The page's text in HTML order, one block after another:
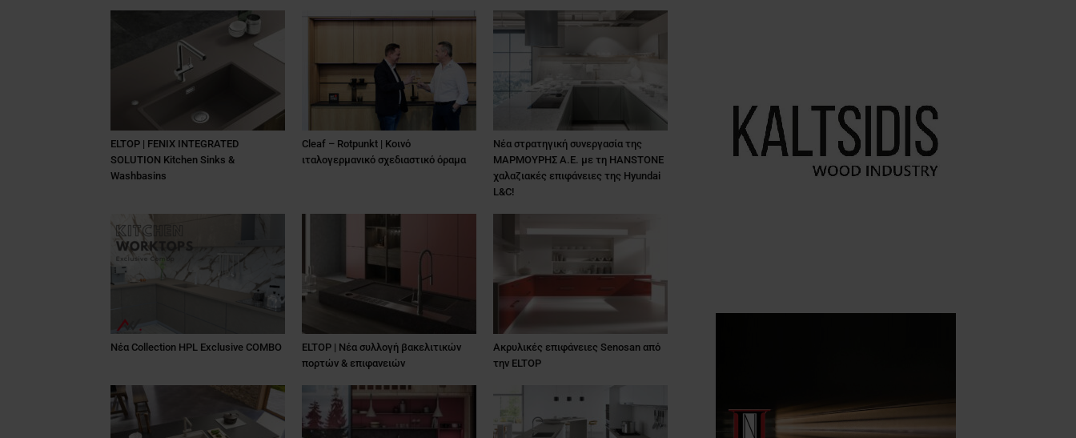
ELTOP | FENIX INTEGRATED
SOLUTION Kitchen Sinks &
Washbasins
Cleaf – Rotpunkt | Κοινό
ιταλογερμανικό σχεδιαστικό όραμα
Νέα στρατηγική συνεργασία της
ΜΑΡΜΟΥΡΗΣ Α.Ε. με τη HANSTONE
χαλαζιακές επιφάνειες της Hyundai
L&C!
Nέα Collection HPL Exclusive COMBO
ELTOP | Νέα συλλογή βακελιτικών
πορτών & επιφανειών
Aκρυλικές επιφάνειες Senosan από
την ELTOP